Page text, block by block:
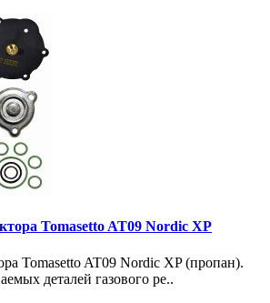
Tomasetto AT09 Nordic XP
Tomasetto AT09 Nordic XP (пропан).
деталей газового ре..